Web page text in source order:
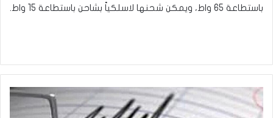
باستطاعة 65 واط، ويمكن شحنها لاسلكياً بشاحن باستطاعة 15 واط.
هزة
أرضية